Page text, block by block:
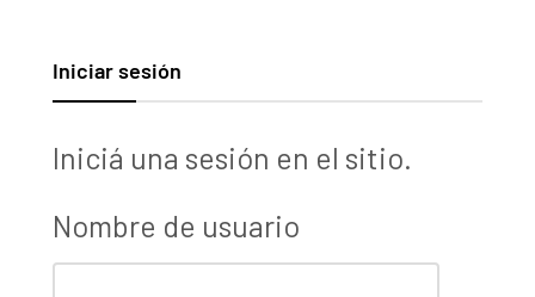
Iniciar sesión
Iniciá una sesión en el sitio.
Nombre de usuario